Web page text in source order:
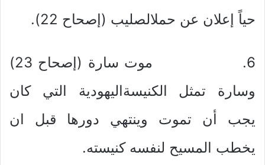
حياً إعلان عن حملالصليب (إصحاح 22).
6. موت سارة (إصحاح 23)
وسارة تمثل الكنيسةاليهودية التي كان
يجب أن تموت وينتهي دورها قبل ان
يخطب المسيح لنفسه كنيسته.